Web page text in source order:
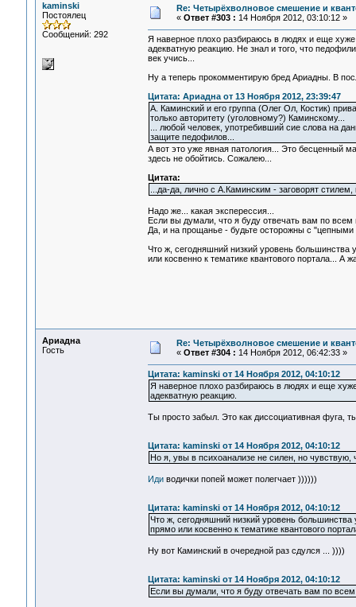
kaminski
Постоялец
Сообщений: 292
Re: Четырёхволновое смешение и
« Ответ #303 : 14 Ноября 2012, 03:10:12 »
Я наверное плохо разбираюсь в людях и еще
адекватную реакцию. Не знал и того, что
век учись...
Ну а теперь прокомментирую бред Ариадны. В
Цитата: Ариадна от 13 Ноября 2012, 23:39:47
А. Каминский и его группа (Олег Ол, Костик)
только авторитету (уголовному?) Каминскому...
... любой человек, употребивший сие слова на
защите педофилов...
А вот это уже явная патология... Это бесценный
здесь не обойтись. Сожалею...
Цитата:
...да-да, лично с А.Каминским - заговорят
Надо же... какая эксперессия...
Если вы думали, что я буду отвечать вам по
Да, и на прощанье - будьте осторожны с
Что ж, сегодняшний низкий уровень
или косвенно к тематике квантового портала...
Ариадна
Гость
Re: Четырёхволновое смешение и
« Ответ #304 : 14 Ноября 2012, 06:42:33 »
Цитата: kaminski от 14 Ноября 2012, 04:10:12
Я наверное плохо разбираюсь в людях и еще
адекватную реакцию.
Ты просто забыл. Это как диссоциативная фуга,
Цитата: kaminski от 14 Ноября 2012, 04:10:12
Но я, увы в психоанализе не силен, но
Иди водички попей может полегчает ))))))
Цитата: kaminski от 14 Ноября 2012, 04:10:12
Что ж, сегодняшний низкий уровень
прямо или косвенно к тематике квантового
Ну вот Каминский в очередной раз сдулся ... ))))
Цитата: kaminski от 14 Ноября 2012, 04:10:12
Если вы думали, что я буду отвечать вам по